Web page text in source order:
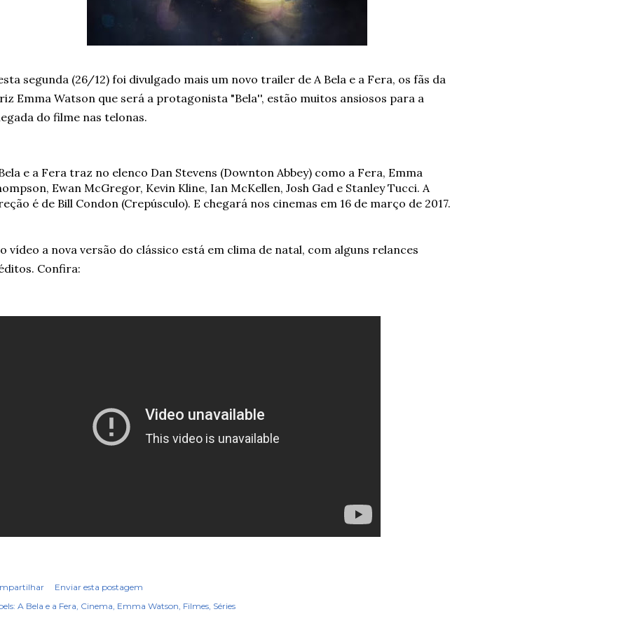
segunda (26/12) foi divulgado mais um novo trailer de A Bela e a Fera, os fãs da
Emma Watson que será a protagonista "Bela'', estão muitos ansiosos para a
do filme nas telonas.
e a Fera traz no elenco Dan Stevens (Downton Abbey) como a Fera, Emma
Ewan McGregor, Kevin Kline, Ian McKellen, Josh Gad e Stanley Tucci. A
é de Bill Condon (Crepúsculo). E chegará nos cinemas em 16 de março de 2017.
vídeo a nova versão do clássico está em clima de natal, com alguns relances
Confira:
Enviar esta postagem
A Bela e a Fera Cinema Emma Watson Filmes Séries